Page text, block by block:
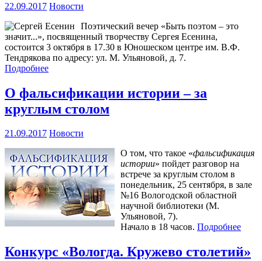
22.09.2017 Новости
Поэтический вечер «Быть поэтом – это
значит...», посвященный творчеству Сергея Есенина,
состоится 3 октября в 17.30 в Юношеском центре им. В.Ф.
Тендрякова по адресу: ул. М. Ульяновой, д. 7.
Подробнее
О фальсификации истории – за
круглым столом
21.09.2017 Новости
О том, что такое «фальсификация
истории» пойдет разговор на
встрече за круглым столом в
понедельник, 25 сентября, в зале
№16 Вологодской областной
научной библиотеки (М.
Ульяновой, 7).
Начало в 18 часов. Подробнее
Конкурс «Вологда. Кружево столетий»